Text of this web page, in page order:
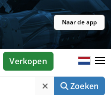
Naar de app
Zoeken
Verkopen